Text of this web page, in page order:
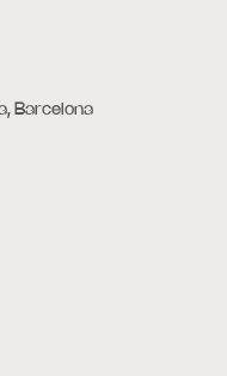
Barcelona